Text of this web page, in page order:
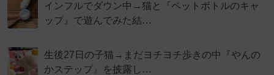
インフルでダウン中→猫と『ペットボトルのキャ
ップ』で遊んでみた結…
生後27日の子猫→まだヨチヨチ歩きの中『やんの
かステップ』を披露し…